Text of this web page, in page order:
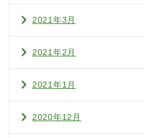
2021年3月
2021年2月
2021年1月
2020年12月